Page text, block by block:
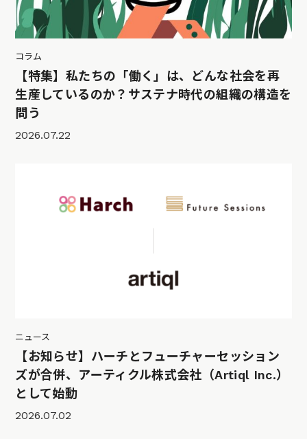
コラム
【特集】私たちの「働く」は、どんな社会を再
生産しているのか？サステナ時代の組織の構造を
問う
2026.07.22
ニュース
【お知らせ】ハーチとフューチャーセッション
ズが合併、アーティクル株式会社（Artiql Inc.）
として始動
2026.07.02